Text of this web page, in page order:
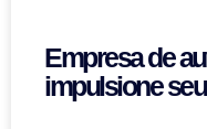
Empresa de
impulsione